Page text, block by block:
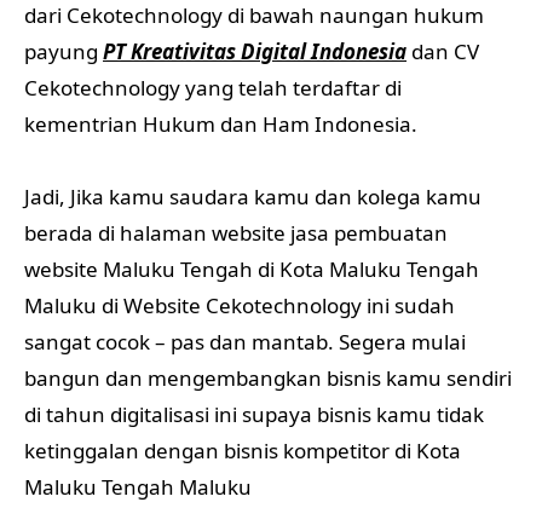
dari Cekotechnology di bawah naungan hukum
payung PT Kreativitas Digital Indonesia dan CV
Cekotechnology yang telah terdaftar di
kementrian Hukum dan Ham Indonesia.
Jadi, Jika kamu saudara kamu dan kolega kamu
berada di halaman website jasa pembuatan
website Maluku Tengah di Kota Maluku Tengah
Maluku di Website Cekotechnology ini sudah
sangat cocok – pas dan mantab. Segera mulai
bangun dan mengembangkan bisnis kamu sendiri
di tahun digitalisasi ini supaya bisnis kamu tidak
ketinggalan dengan bisnis kompetitor di Kota
Maluku Tengah Maluku